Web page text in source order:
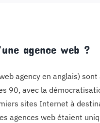
agence web ?
agency en anglais)
90, avec la
sites Internet à
agences web étaient